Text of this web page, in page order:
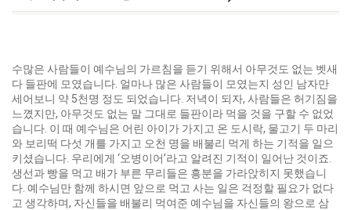
수많은 사람들이 예수님의 가르침을 듣기 위해서 아무것도 없는 벳새
다 들판에 모였습니다. 얼마나 많은 사람들이 모였는지 성인 남자만
세어보니 약 5천명 정도 되었습니다. 저녁이 되자, 사람들은 허기짐을
느꼈지만, 아무것도 없는 말 그대로 들판이라 먹을 것을 구할 수 없었
습니다. 이 때 예수님은 어린 아이가 가지고 온 도시락, 물고기 두 마리
와 보리떡 다섯 개를 가지고 오천 명을 배불리 먹게 하는 기적을 일으
키셨습니다. 우리에게 ‘오병이어’라고 알려진 기적이 일어난 것이죠.
생선과 빵을 먹고 배가 부른 무리들은 흥분을 가라앉히지 못했습니
다. 예수님만 함께 하시면 앞으로 먹고 사는 일은 걱정할 필요가 없다
고 생각하며, 자신들을 배불리 먹여준 예수님을 자신들의 왕으로 삼